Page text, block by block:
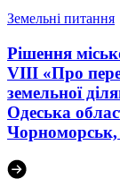
Земельні питання
Рішення
VIII «Про
земельної
Одеська